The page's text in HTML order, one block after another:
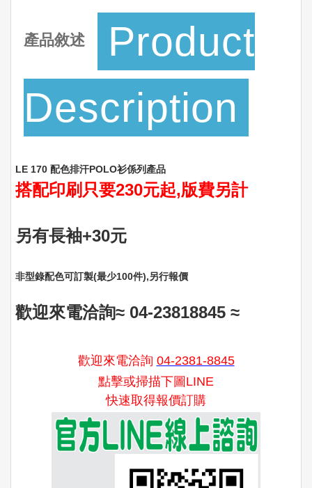
產品敘述
Product
Description
LE 170 配色排汗POLO衫係列產品
搭配印刷只要230元起,版費另計
另有長袖+30元
非型錄配色可訂製(最少100件)‚另行報價
歡迎來電洽詢≈ 04-23818845 ≈
歡迎來電洽詢 04-2381-8845
點擊或掃描下圖LINE
快速取得報價訂購